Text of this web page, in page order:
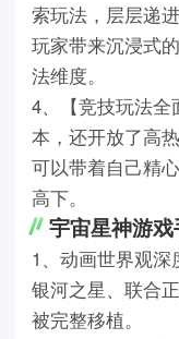
索玩法，层层递
玩家带来沉浸式
法维度。
4、【竞技玩法全
本，还开放了高
可以带着自己精
高下。
宇宙星神游
1、动画世界观
银河之星、联合
被完整移植。